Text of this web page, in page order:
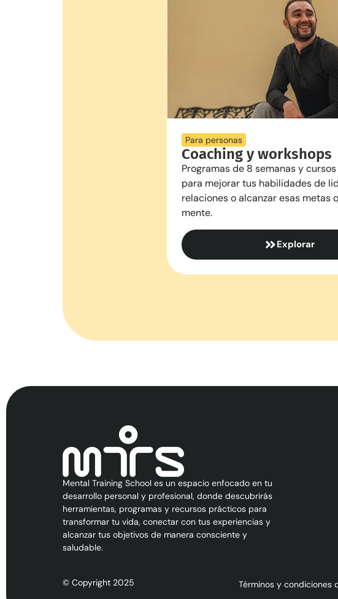
Para personas
Coaching y workshops
Programas de 8 semanas y
para mejorar tus habilidades de
relaciones o alcanzar esas metas
mente.
Explorar
Mental Training School es un espacio enfocado en tu
desarrollo personal y profesional, donde descubrirás
herramientas, programas y recursos prácticos para
transformar tu vida, conectar con tus experiencias y
alcanzar tus objetivos de manera consciente y
saludable.
© Copyright 2025 Términos y condiciones